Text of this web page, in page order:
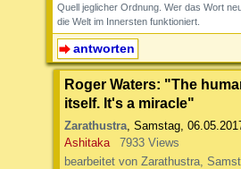
Quell jeglicher Ordnung. Wer das Wort
die Welt im Innersten funktioniert.
antworten
Roger Waters: "The
itself. It's a miracle"
Zarathustra Samstag,
Ashitaka
7933 Views
bearbeitet von Zarathustra,